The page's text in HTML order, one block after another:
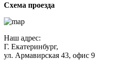
Схема проезда
Наш адрес:
Г. Екатеринбург,
ул. Армавирская 43, офис 9